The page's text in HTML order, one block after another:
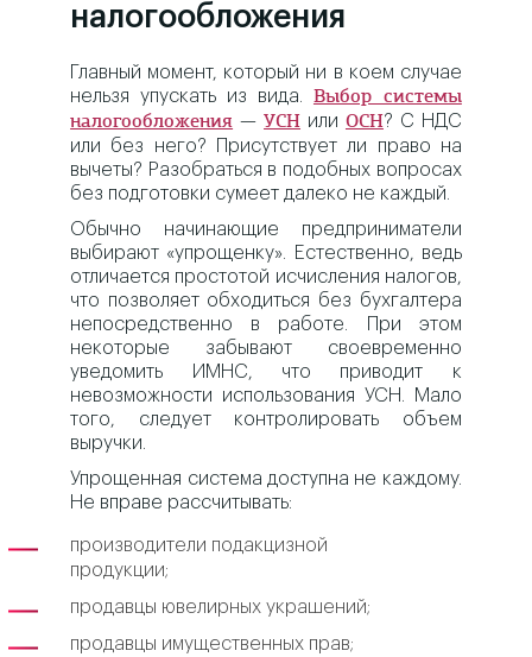
налогообложения
Главный момент, который ни в коем случае
нельзя упускать из вида. Выбор системы
налогообложения —УСН или ОСН? С НДС
или без него? Присутствует ли право на
вычеты? Разобраться в подобных вопросах
без подготовки сумеет далеко не каждый.
Обычно начинающие предприниматели
выбирают «упрощенку». Естественно, ведь
отличается простотой исчисления налогов,
что позволяет обходиться без бухгалтера
непосредственно в работе. При этом
некоторые забывают своевременно
уведомить ИМНС, что приводит к
невозможности использования УСН. Мало
того, следует контролировать объем
выручки.
Упрощенная система доступна не каждому.
Не вправе рассчитывать:
производители подакцизной
продукции;
продавцы ювелирных украшений;
продавцы имущественных прав;